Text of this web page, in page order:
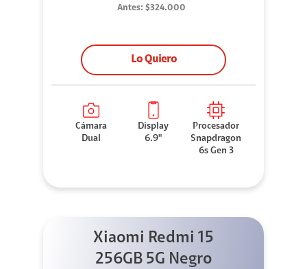
Antes: $324.000
Lo Quiero
Cámara
Dual
Display
6.9"
Procesador
Snapdragon
6s Gen 3
Xiaomi Redmi 15
256GB 5G Negro